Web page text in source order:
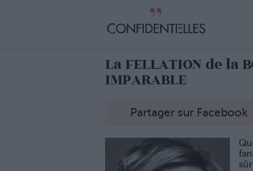
La FELLATION de la
IMPARABLE
Partager sur Facebook